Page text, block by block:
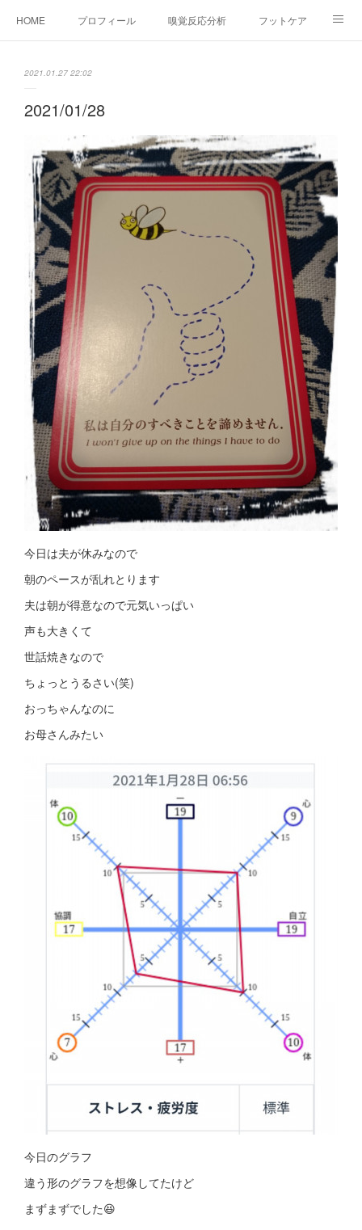
HOME プロフィール 嗅覚反応分析 フットケア
2021.01.27 22:02
2021/01/28
今日は夫が休みなので
朝のペースが乱れとります
夫は朝が得意なので元気いっぱい
声も大きくて
世話焼きなので
ちょっとうるさい(笑)
おっちゃんなのに
お母さんみたい
今日のグラフ
違う形のグラフを想像してたけど
まずまずでした😆